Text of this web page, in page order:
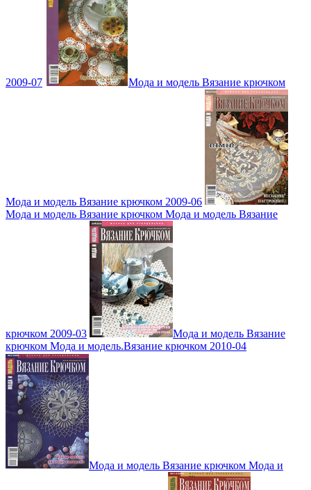
2009-07 Мода и модель Вязание крючком
Мода и модель Вязание крючком 2009-06
Мода и модель Вязание крючком Мода и модель Вязание
крючком 2009-03
Мода и модель Вязание
крючком Мода и модель.Вязание крючком 2010-04
Мода и модель Вязание крючком Мода и